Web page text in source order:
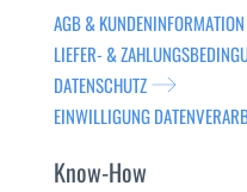
AGB & KUNDENINFORMATION
LIEFER- &
DATENSCHUTZ
EINWILLIGUNG
Know-How